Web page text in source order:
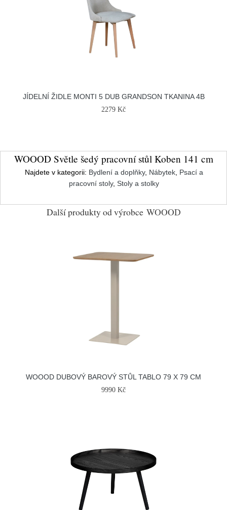
JÍDELNÍ ŽIDLE MONTI 5 DUB GRANDSON TKANINA 4B
2279 Kč
WOOOD Světle šedý pracovní stůl Koben 141 cm
Najdete v kategorii: Bydlení a doplňky, Nábytek Psací a
pracovní stoly, Stoly a stolky
Další produkty od výrobce WOOOD
WOOOD DUBOVÝ BAROVÝ STŮL TABLO 79 X 79 CM
9990 Kč